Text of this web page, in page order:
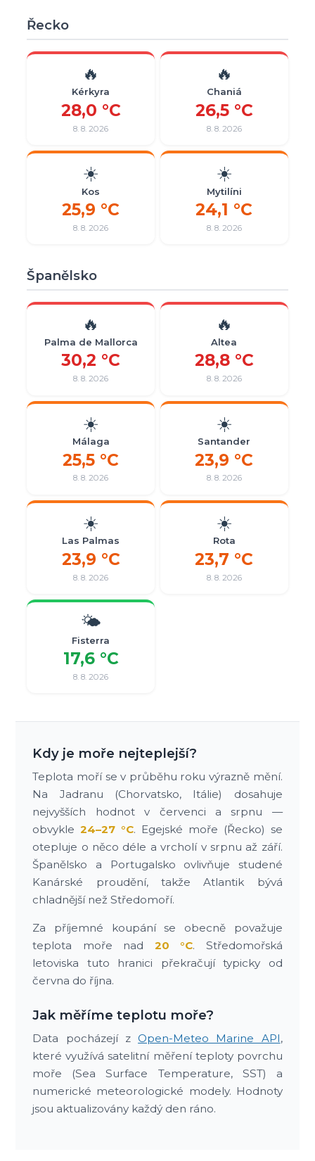
Řecko
🔥
Kérkyra
28,0 °C
8. 8. 2026
🔥
Chaniá
26,5 °C
8. 8. 2026
☀️
Kos
25,9 °C
8. 8. 2026
☀️
Mytilíni
24,1 °C
8. 8. 2026
Španělsko
🔥
Palma de Mallorca
30,2 °C
8. 8. 2026
🔥
Altea
28,8 °C
8. 8. 2026
☀️
Málaga
25,5 °C
8. 8. 2026
☀️
Santander
23,9 °C
8. 8. 2026
☀️
Las Palmas
23,9 °C
8. 8. 2026
☀️
Rota
23,7 °C
8. 8. 2026
🌤
Fisterra
17,6 °C
8. 8. 2026
Kdy je moře nejteplejší?
Teplota moří se v průběhu roku výrazně mění.
Na Jadranu (Chorvatsko, Itálie) dosahuje
nejvyšších hodnot v červenci a srpnu —
obvykle24–27 °C. Egejské moře (Řecko) se
otepluje o něco déle a vrcholí v srpnu až září.
Španělsko a Portugalsko ovlivňuje studené
Kanárské proudění, takže Atlantik bývá
chladnější než Středomoří.
Za příjemné koupání se obecně považuje
teplota moře nad 20 °C. Středomořská
letoviska tuto hranici překračují typicky od
června do října.
Jak měříme teplotu moře?
Data pocházejí zOpen-Meteo Marine API,
které využívá satelitní měření teploty povrchu
moře (Sea Surface Temperature, SST) a
numerické meteorologické modely. Hodnoty
jsou aktualizovány každý den ráno.